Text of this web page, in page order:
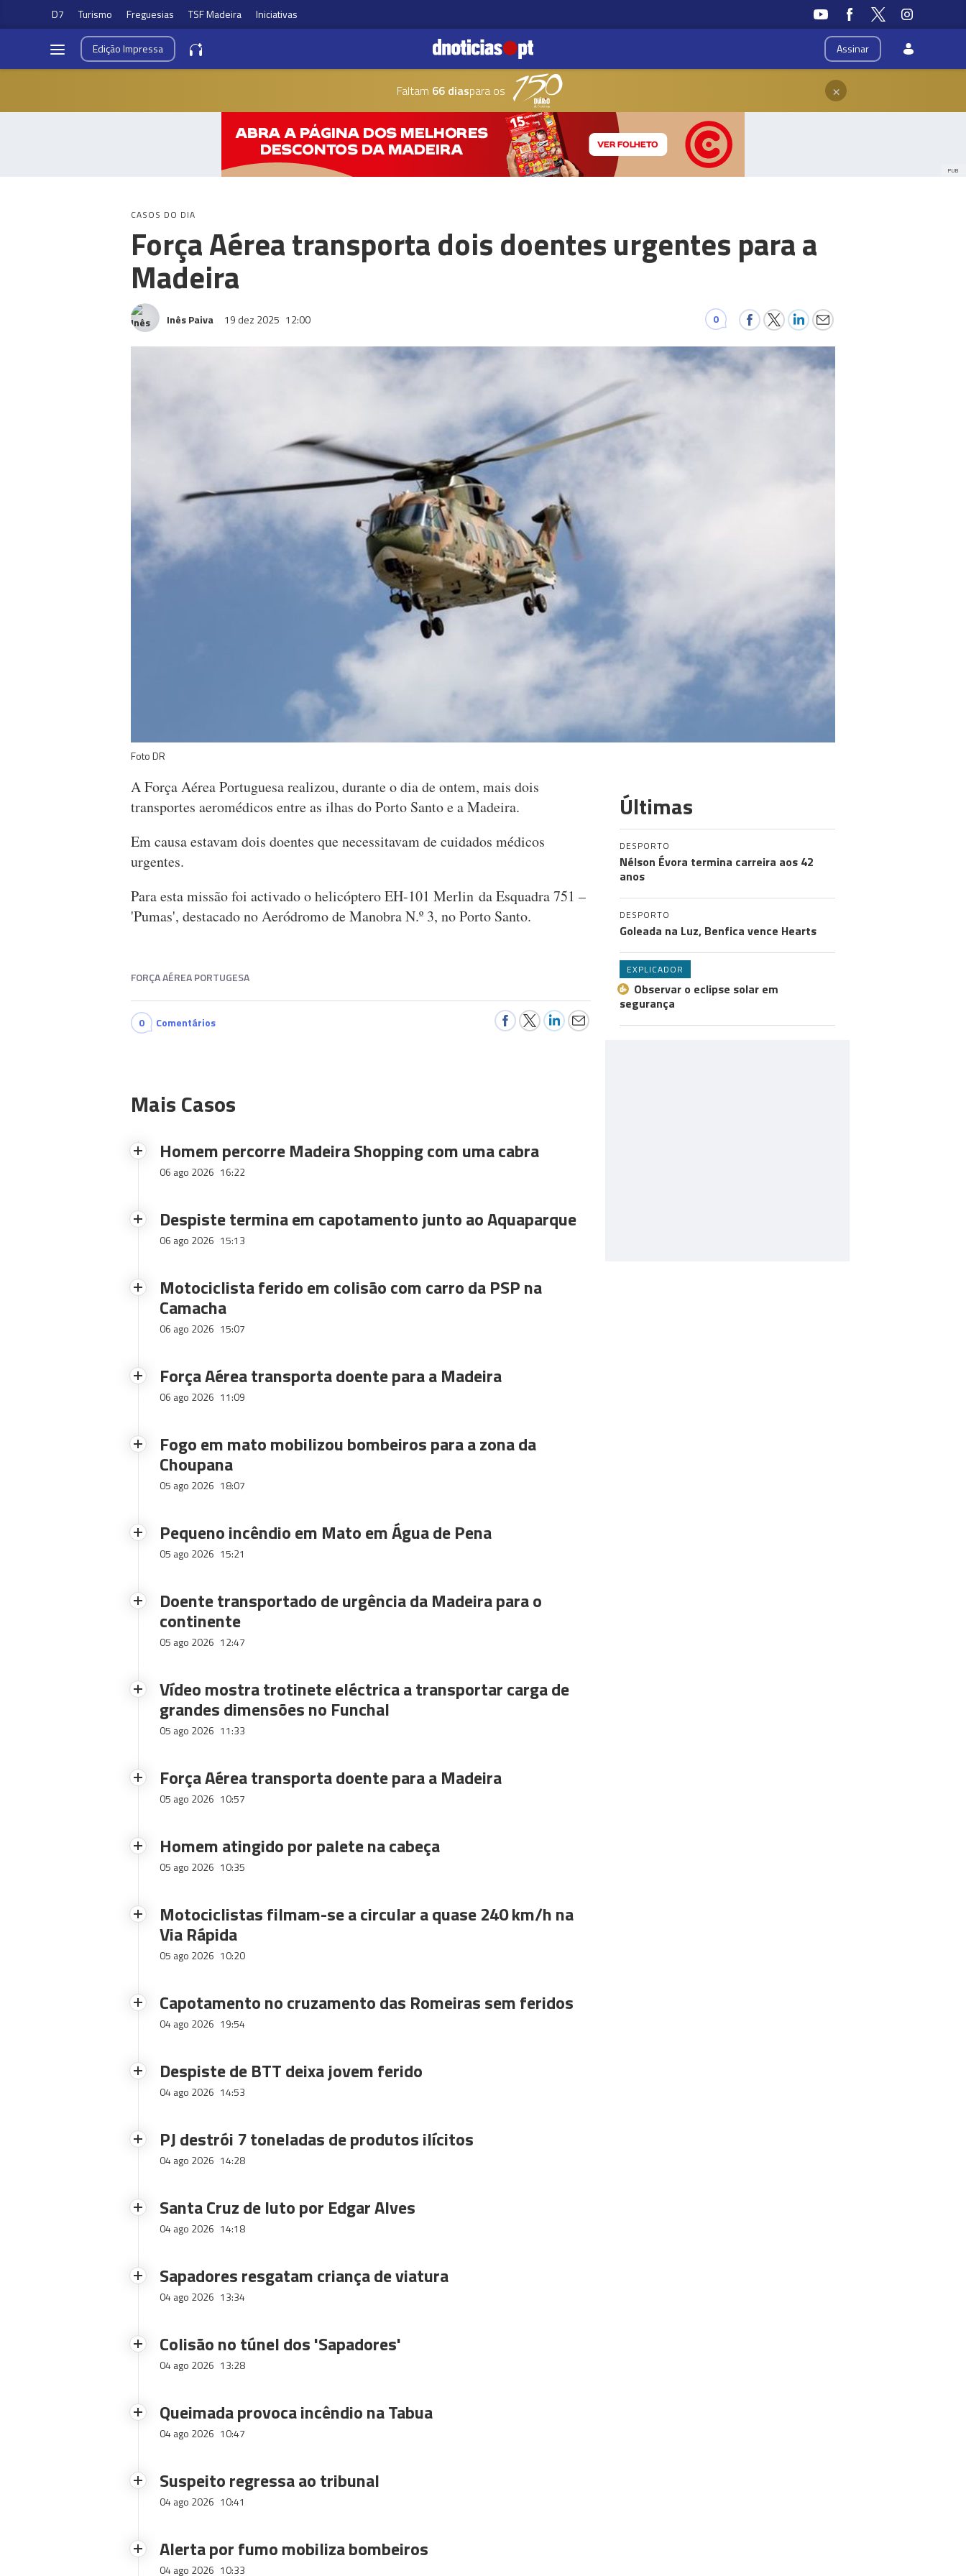
D7 Turismo Freguesias TSF Madeira Iniciativas
Assinar
EdiçãoImpressa
Faltam 66 diaspara os ×
PUB
CASOS DO DIA
Força Aérea transporta dois doentes urgentes para a
Madeira
Inês Paiva 19 dez 2025 12:00 0
Foto DR
A Força Aérea Portuguesa realizou, durante o dia de ontem, mais dois
transportes aeromédicos entre as ilhas do Porto Santo e a Madeira.
Em causa estavam dois doentes que necessitavam de cuidados médicos
urgentes.
Para esta missão foi activado o helicóptero EH-101 Merlin da Esquadra 751 –
'Pumas', destacado no Aeródromo de Manobra N.º 3, no Porto Santo.
FORÇA AÉREA PORTUGESA
0 Comentários
Mais Casos
Homem percorre Madeira Shopping com uma cabra
06 ago 2026 16:22
Despiste termina em capotamento junto ao Aquaparque
06 ago 2026 15:13
Motociclista ferido em colisão com carro da PSP na
Camacha
06 ago 2026 15:07
Força Aérea transporta doente para a Madeira
06 ago 2026 11:09
Fogo em mato mobilizou bombeiros para a zona da
Choupana
05 ago 2026 18:07
Pequeno incêndio em Mato em Água de Pena
05 ago 2026 15:21
Doente transportado de urgência da Madeira para o
continente
05 ago 2026 12:47
Vídeo mostra trotinete eléctrica a transportar carga de
grandes dimensões no Funchal
05 ago 2026 11:33
Força Aérea transporta doente para a Madeira
05 ago 2026 10:57
Homem atingido por palete na cabeça
05 ago 2026 10:35
Motociclistas filmam-se a circular a quase 240 km/h na
Via Rápida
05 ago 2026 10:20
Capotamento no cruzamento das Romeiras sem feridos
04 ago 2026 19:54
Despiste de BTT deixa jovem ferido
04 ago 2026 14:53
PJ destrói 7 toneladas de produtos ilícitos
04 ago 2026 14:28
Santa Cruz de luto por Edgar Alves
04 ago 2026 14:18
Sapadores resgatam criança de viatura
04 ago 2026 13:34
Colisão no túnel dos 'Sapadores'
04 ago 2026 13:28
Queimada provoca incêndio na Tabua
04 ago 2026 10:47
Suspeito regressa ao tribunal
04 ago 2026 10:41
Alerta por fumo mobiliza bombeiros
04 ago 2026 10:33
Últimas
DESPORTO
Nélson Évora termina carreira aos 42
anos
DESPORTO
Goleada na Luz, Benfica vence Hearts
EXPLICADOR
Observar o eclipse solar em
segurança